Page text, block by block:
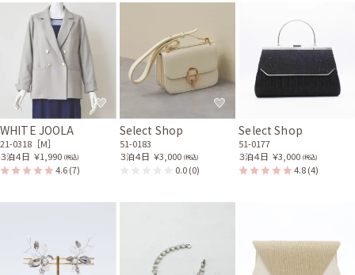
ベージュのビジューライン
ハンドバッグ
51-0228
53-0008
ベージュのシャンタン長袖
ボレロ
21-0267
クリームの百花金封祝儀袋
93-0012
【M/ベージュ】ストラップ
レスノンワイヤーブラ/ナチ
ュラルベージュ
92-0002
WHITE JOOLA
21-0318［M］
３泊４日 ￥1,990 (税込)
4.6(7)
Select Shop
51-0183
３泊４日 ￥3,000 (税込)
0.0(0)
Select Shop
51-0177
３泊４日 ￥3,000 (税込)
4.8(4)